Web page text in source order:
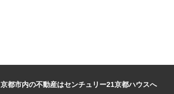
京都市内の不動産はセンチュリー21京都ハウスへ